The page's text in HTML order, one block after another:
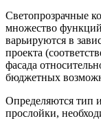
Светопрозрачные
множество
варьируются в
проекта
фасада
бюджетных
Определяются тип
прослойки,